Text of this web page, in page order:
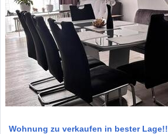
Wohnung zu verkaufen in bester Lage!!